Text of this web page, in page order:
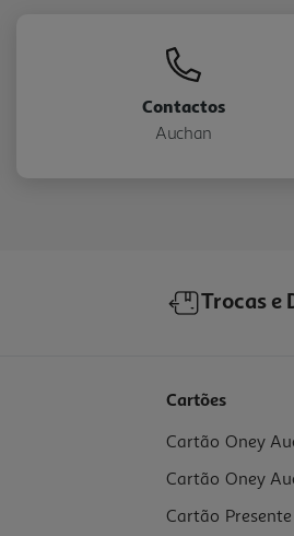
Contactos
Auchan
Trocas e
Cartões
Cartão Oney
Cartão Oney
Cartão